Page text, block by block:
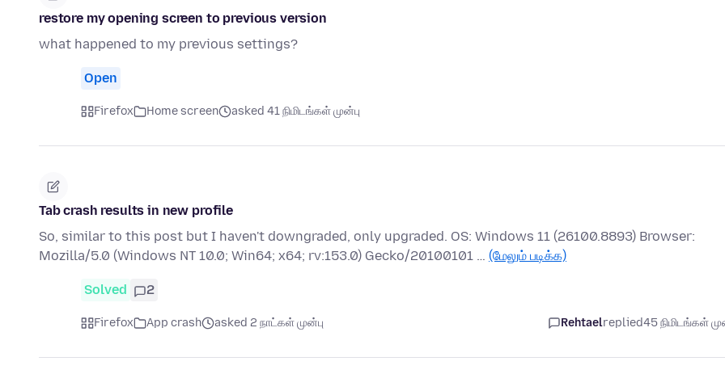
restore my opening screen to previous version
what happened to my previous settings?
Open
Firefox Home screen asked 41 நிமிடங்கள் முன்பு
Tab crash results in new profile
So, similar to this post but I haven't downgraded, only upgraded. OS: Windows 11 (26100.8893) Browser:
Mozilla/5.0 (Windows NT 10.0; Win64; x64; rv:153.0) Gecko/20100101 … (மேலும் படிக்க)
Solved 2
Firefox App crash asked 2 நாட்கள் முன்பு Rehtaelreplied45 நிமிடங்கள்